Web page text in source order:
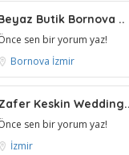
Butik Bornova ..
sen bir yorum yaz!
Bornova İzmir
Keskin Wedding..
sen bir yorum yaz!
İzmir